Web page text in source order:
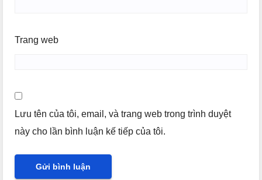
Trang web
Lưu tên của tôi, email, và trang web trong trình duyệt
này cho lần bình luận kế tiếp của tôi.